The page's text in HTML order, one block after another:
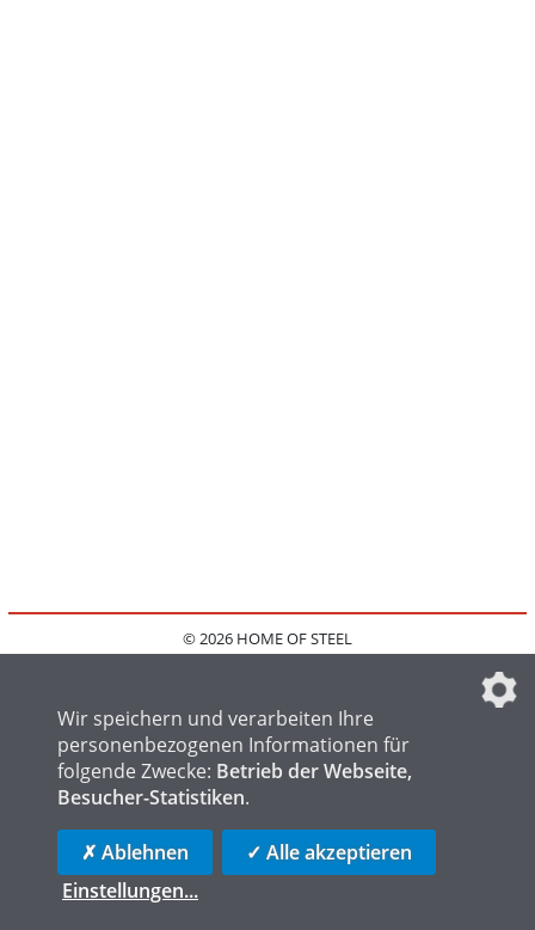
© 2026 HOME OF STEEL
IMPRESSUM
FAQ
DATENSCHUTZEINSTELLUNGEN
HOME OF LOGISTICS
Wir speichern und verarbeiten Ihre
personenbezogenen Informationen für
folgende Zwecke: Betrieb der Webseite,
Besucher-Statistiken.
✗ Ablehnen
✓ Alle akzeptieren
Einstellungen...